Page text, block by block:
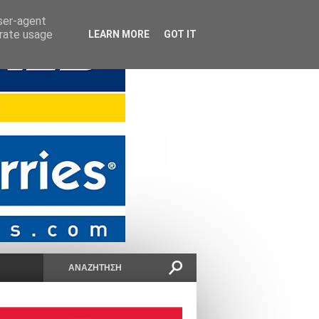
agent
usage
LEARN MORE GOT IT